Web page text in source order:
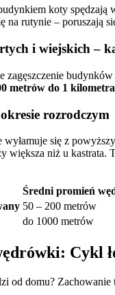
koty spędzają
na rutynie – poruszają
i wiejskich –
metrów do 1 kilometra
rozrodczym
wyłamuje się z
większa niż u
Średni promień
50 – 200 metrów
do 1000 metrów
Cykl
od domu? Zachowanie